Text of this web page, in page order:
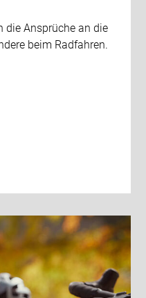
die Ansprüche an die
beim Radfahren.